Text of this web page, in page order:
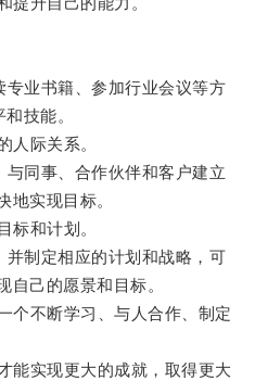
业书籍、参加行业会议等方
技能。
际关系。
同事、合作伙伴和客户建立
地实现目标。
和计划。
制定相应的计划和战略，可
自己的愿景和目标。
不断学习、与人合作、制定
实现更大的成就，取得更大